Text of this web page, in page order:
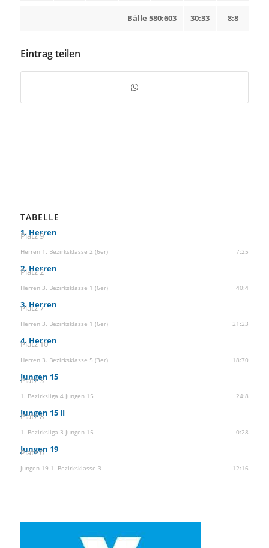
8:8
30:33
Bälle 580:603
Eintrag teilen
TABELLE
1. Herren
Platz 9
Herren 1. Bezirksklasse 2 (6er) 7:25
2. Herren
Platz 2
Herren 3. Bezirksklasse 1 (6er) 40:4
3. Herren
Platz 7
Herren 3. Bezirksklasse 1 (6er) 21:23
4. Herren
Platz 10
Herren 3. Bezirksklasse 5 (3er) 18:70
Jungen 15
Platz 3
1. Bezirksliga 4 Jungen 15 24:8
Jungen 15 II
Platz 8
1. Bezirksliga 3 Jungen 15 0:28
Jungen 19
Platz 6
Jungen 19 1. Bezirksklasse 3 12:16